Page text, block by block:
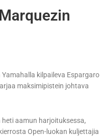
kilpaileva Espargaro
maksimipistein johtava
aamun harjoituksessa,
Open-luokan kuljettajia